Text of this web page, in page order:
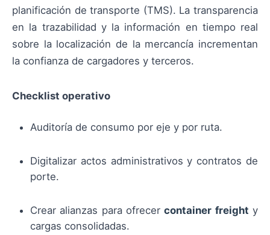
planificación de transporte (TMS). La transparencia
en la trazabilidad y la información en tiempo real
sobre la localización de la mercancía incrementan
la confianza de cargadores y terceros.
Checklist operativo
Auditoría de consumo por eje y por ruta.
Digitalizar actos administrativos y contratos de
porte.
Crear alianzas para ofrecercontainer freight y
cargas consolidadas.